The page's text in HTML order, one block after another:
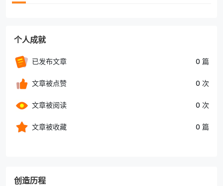
个人成就
已发布文章 0 篇
文章被点赞 0 次
文章被阅读 0 次
文章被收藏 0 篇
创造历程